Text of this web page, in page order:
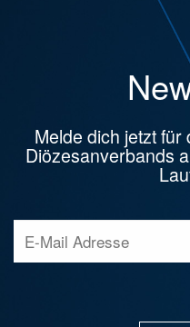
Melde dich jetzt
Diözesanverbands